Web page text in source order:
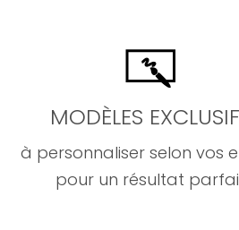
MODÈLES
à personnaliser selon vos
pour un résultat